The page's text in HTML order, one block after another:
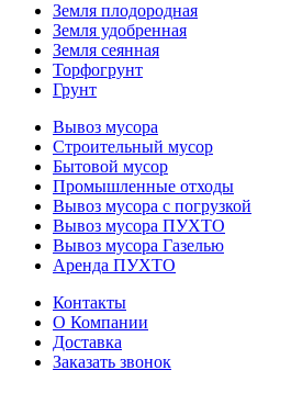
Земля плодородная
Земля удобренная
Земля сеянная
Торфогрунт
Грунт
Вывоз мусора
Строительный мусор
Бытовой мусор
Промышленные отходы
Вывоз мусора с погрузкой
Вывоз мусора ПУХТО
Вывоз мусора Газелью
Аренда ПУХТО
Контакты
О Компании
Доставка
Заказать звонок